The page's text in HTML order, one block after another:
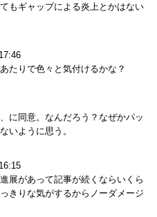
もギャップによる炎上とかはない
たりで色々と気付けるかな？
に同意。なんだろう？なぜかパッ
いように思う。
展があって記事が続くならいくら
きりな気がするからノーダメージ